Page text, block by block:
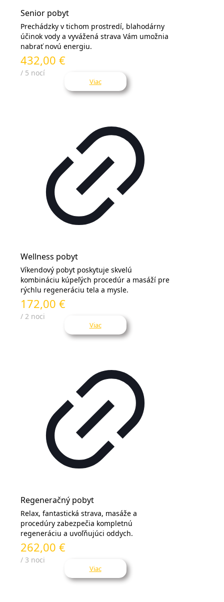
Senior pobyt
Prechádzky v tichom prostredí, blahodárny
účinok vody a vyvážená strava Vám umožnia
nabrať novú energiu.
432,00 €
/ 5 nocí
Viac
Wellness pobyt
Víkendový pobyt poskytuje skvelú
kombináciu kúpeľých procedúr a masáží pre
rýchlu regeneráciu tela a mysle.
172,00 €
/ 2 noci
Viac
Regeneračný pobyt
Relax, fantastická strava, masáže a
procedúry zabezpečia kompletnú
regeneráciu a uvoľňujúci oddych.
262,00 €
/ 3 noci
Viac